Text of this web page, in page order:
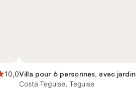
10,0Villa pour 6 personnes, avec jardin
Costa Teguise, Teguise